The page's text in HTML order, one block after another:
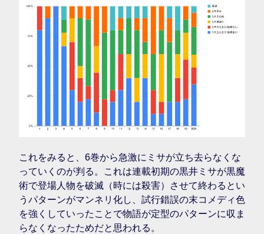
これをみると、6巻から急激にミサが立ち去らなくな
っていくのが判る。これは連載初期の黒井ミサが黒魔
術で登場人物を破滅（時には殺害）させて終わるとい
うパターンがマンネリ化し、試行錯誤の末コメディ色
を強くしていったことで物語が定型のパターンに収ま
らなくなったためだと思われる。